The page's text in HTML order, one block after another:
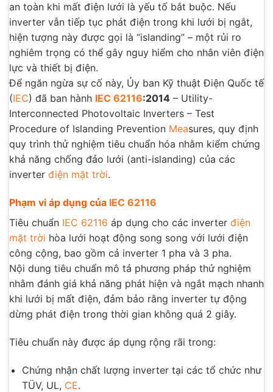
an toàn khi mất điện lưới là yếu tố bắt buộc. Nếu
inverter vẫn tiếp tục phát điện trong khi lưới bị ngắt,
hiện tượng này được gọi là “islanding” – một rủi ro
nghiêm trọng có thể gây nguy hiểm cho nhân viên điện
lực và thiết bị điện.
Để ngăn ngừa sự cố này, Ủy ban Kỹ thuật Điện Quốc tế
(IEC) đã ban hành IEC 62116:2014 – Utility-
Interconnected Photovoltaic Inverters – Test
Procedure of Islanding Prevention Measures, quy định
quy trình thử nghiệm tiêu chuẩn hóa nhằm kiểm chứng
khả năng chống đảo lưới (anti-islanding) của các
inverter điện mặt trời.
Phạm vi áp dụng của IEC 62116
Tiêu chuẩn IEC 62116 áp dụng cho các inverter điện
mặt trời hòa lưới hoạt động song song với lưới điện
công cộng, bao gồm cả inverter 1 pha và 3 pha.
Nội dung tiêu chuẩn mô tả phương pháp thử nghiệm
nhằm đánh giá khả năng phát hiện và ngắt mạch nhanh
khi lưới bị mất điện, đảm bảo rằng inverter tự động
dừng phát điện trong thời gian không quá 2 giây.
Tiêu chuẩn này được áp dụng rộng rãi trong:
Chứng nhận chất lượng inverter tại các tổ chức như
TÜV, UL, CE.